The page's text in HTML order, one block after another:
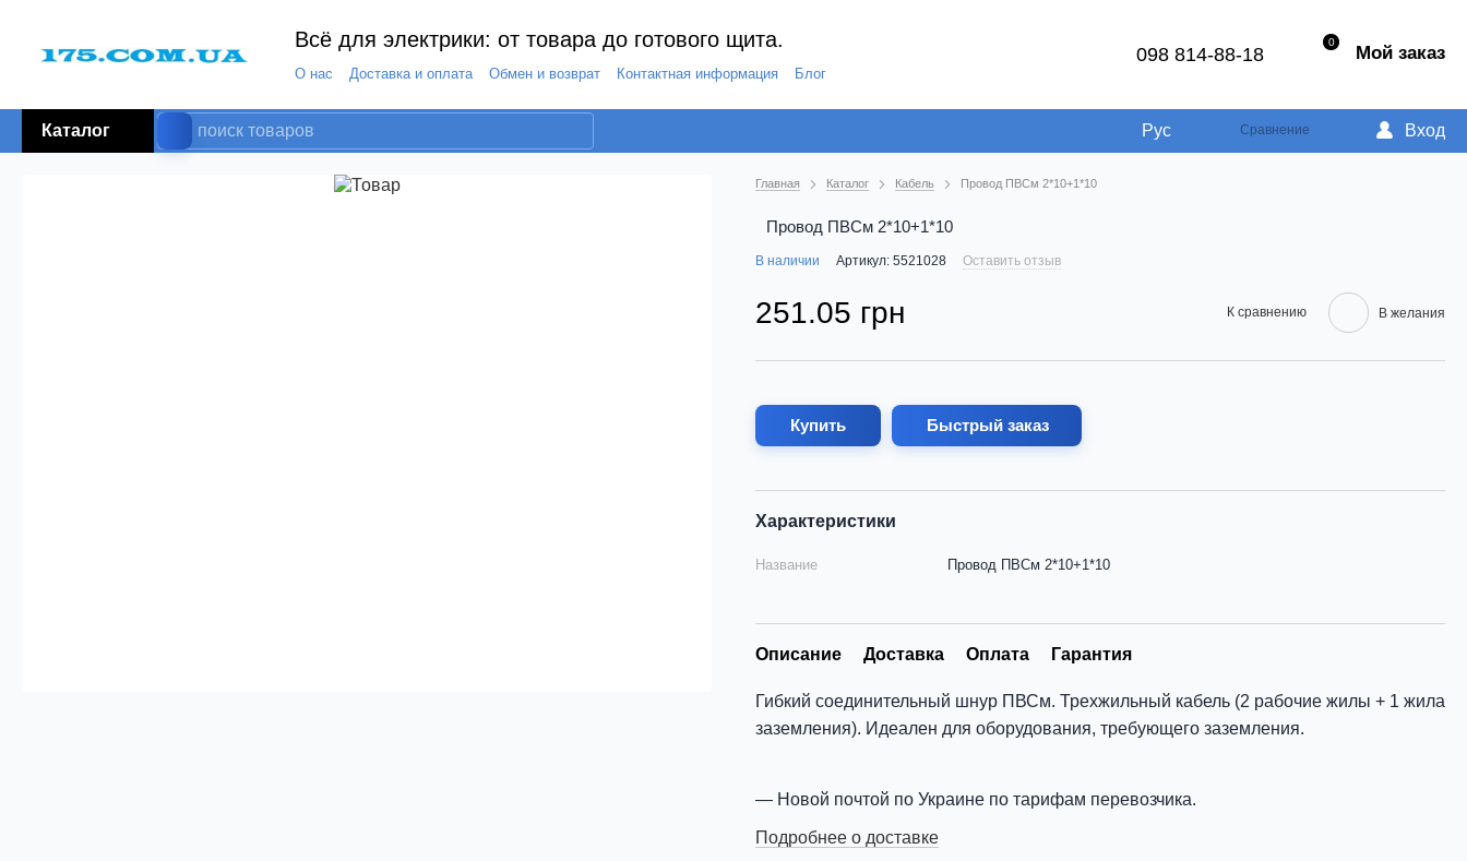
Всё для электрики: от товара до готового щита.
О нас Доставка и оплата Обмен и возврат Контактная информация Блог
098 814-88-18
0 Мой заказ
Каталог Рус Сравнение Вход
Главная Каталог Кабель Провод ПВСм 2*10+1*10
Провод ПВСм 2*10+1*10
В наличии Артикул: 5521028 Оставить отзыв
251.05 грн К сравнению В желания
Купить Быстрый заказ
Характеристики
Название Провод ПВСм 2*10+1*10
Описание Доставка Оплата Гарантия
Гибкий соединительный шнур ПВСм. Трехжильный кабель (2 рабочие жилы + 1 жила
заземления). Идеален для оборудования, требующего заземления.
Новой почтой по Украине по тарифам перевозчика.
Подробнее о доставке